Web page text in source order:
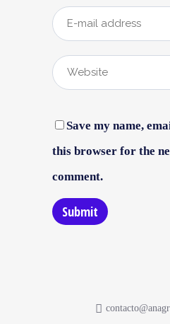
Save my name,
this browser for the
comment.